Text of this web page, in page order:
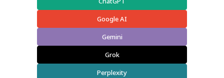
Google AI
Gemini
Grok
Perplexity